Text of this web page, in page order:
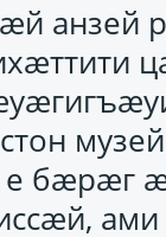
анзей
бӕрӕг